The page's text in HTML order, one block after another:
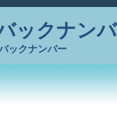
ックナン
ックナンバー